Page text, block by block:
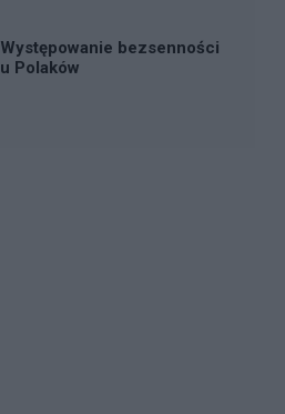
Występowanie bezsenności
u Polaków